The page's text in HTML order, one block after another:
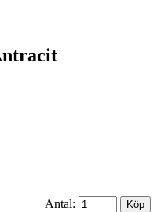
Antal: